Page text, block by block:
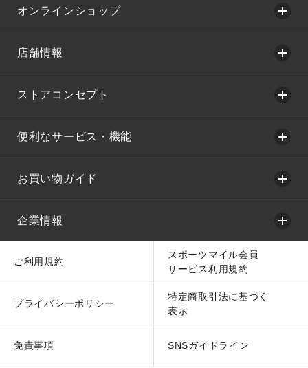
オンラインショップ
店舗情報
ストアコンセプト
便利なサービス・機能
お買い物ガイド
企業情報
ご利用規約
スポーツマイル会員
サービス利用規約
プライバシーポリシー
特定商取引法に基づく
表示
免責事項 SNSガイドライン